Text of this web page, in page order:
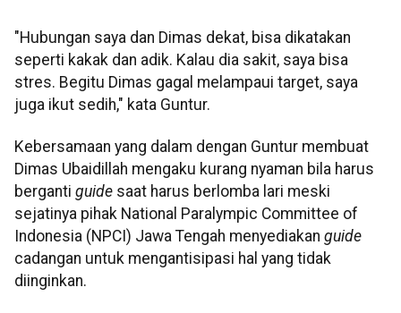
"Hubungan saya dan Dimas dekat, bisa dikatakan
seperti kakak dan adik. Kalau dia sakit, saya bisa
stres. Begitu Dimas gagal melampaui target, saya
juga ikut sedih," kata Guntur.
Kebersamaan yang dalam dengan Guntur membuat
Dimas Ubaidillah mengaku kurang nyaman bila harus
berganti guide saat harus berlomba lari meski
sejatinya pihak National Paralympic Committee of
Indonesia (NPCI) Jawa Tengah menyediakan guide
cadangan untuk mengantisipasi hal yang tidak
diinginkan.